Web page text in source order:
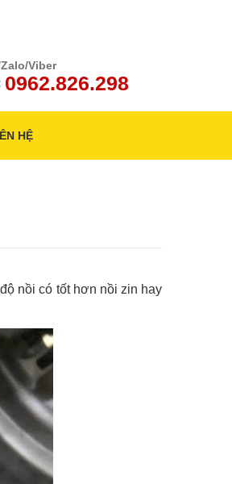
Viber
0962.826.298
HỆ
nồi có tốt hơn nồi zin hay